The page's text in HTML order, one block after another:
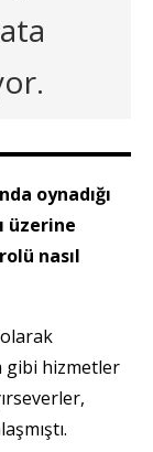
oynadığı
üzerine
nasıl
gibi hizmetler